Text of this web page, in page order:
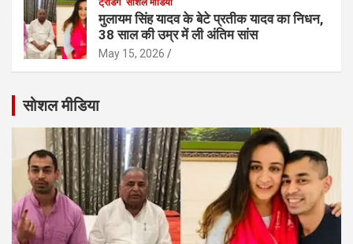
ट्रेंडिंग सोशल मीडिया
मुलायम सिंह यादव के बेटे प्रतीक यादव का निधन,
38 साल की उम्र में ली अंतिम सांस
May 15, 2026
सोशल मीडिया